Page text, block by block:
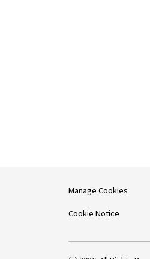
Manage Cookies
Cookie Notice